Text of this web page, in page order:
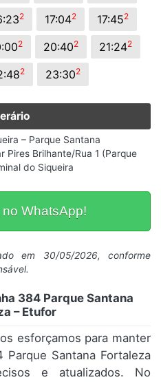
2 17:042 17:452
2 20:402 21:242
2 23:302
– Parque Santana
Pires Brilhante/Rua 1 (Parque
do Siqueira
WhatsApp!
em 30/05/2026, conforme
384 Parque Santana
– Etufor
esforçamos para manter
Santana Fortaleza
e atualizados. No